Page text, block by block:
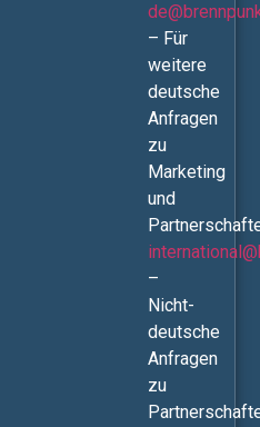
– Für
weitere
deutsche
Anfragen
zu
Marketing
und
–
Nicht-
deutsche
Anfragen
zu